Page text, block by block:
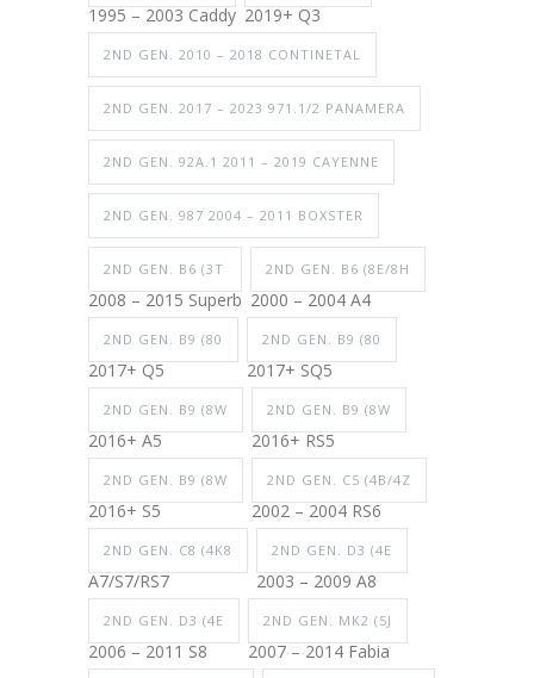
1995 – 2003 Caddy 2019+ Q3
2ND GEN. 2010 – 2018 CONTINETAL
2ND GEN. 2017 – 2023 971.1/2 PANAMERA
2ND GEN. 92A.1 2011 – 2019 CAYENNE
2ND GEN. 987 2004 – 2011 BOXSTER
2ND GEN. B6 (3T
2008 – 2015 Superb
2ND GEN. B6 (8E/8H
2000 – 2004 A4
2ND GEN. B9 (80
2017+ Q5
2ND GEN. B9 (80
2017+ SQ5
2ND GEN. B9 (8W
2016+ A5
2ND GEN. B9 (8W
2016+ RS5
2ND GEN. B9 (8W
2016+ S5
2ND GEN. C5 (4B/4Z
2002 – 2004 RS6
2ND GEN. C8 (4K8
A7/S7/RS7
2ND GEN. D3 (4E
2003 – 2009 A8
2ND GEN. D3 (4E
2006 – 2011 S8
2ND GEN. MK2 (5J
2007 – 2014 Fabia